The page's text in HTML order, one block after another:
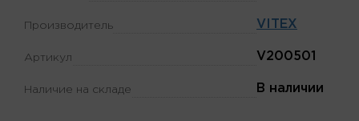
Производитель VITEX
Артикул V200501
Наличие на складе В наличии